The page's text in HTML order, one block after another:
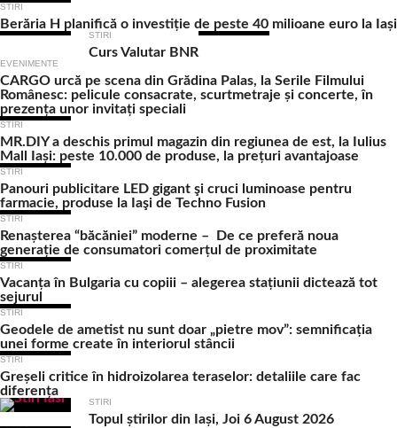
STIRI
Berăria H planifică o investiție de peste 40 milioane euro la Iași
STIRI
Curs Valutar BNR
EVENIMENTE
CARGO urcă pe scena din Grădina Palas, la Serile Filmului
Românesc: pelicule consacrate, scurtmetraje și concerte, în
prezența unor invitați speciali
STIRI
MR.DIY a deschis primul magazin din regiunea de est, la Iulius
Mall Iași: peste 10.000 de produse, la prețuri avantajoase
STIRI
Panouri publicitare LED gigant şi cruci luminoase pentru
farmacie, produse la Iaşi de Techno Fusion
STIRI
Renașterea “băcăniei” moderne – De ce preferă noua
generație de consumatori comerțul de proximitate
STIRI
Vacanța în Bulgaria cu copiii – alegerea stațiunii dictează tot
sejurul
STIRI
Geodele de ametist nu sunt doar „pietre mov”: semnificația
unei forme create în interiorul stâncii
STIRI
Greșeli critice în hidroizolarea teraselor: detaliile care fac
diferența
STIRI
Topul știrilor din Iași, Joi 6 August 2026